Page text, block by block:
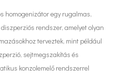
homogenizátor egy rugalmas,
rendszer, amelyet olyan
terveztek, mint például
sejtmegszakítás és
konzolemelő rendszerrel